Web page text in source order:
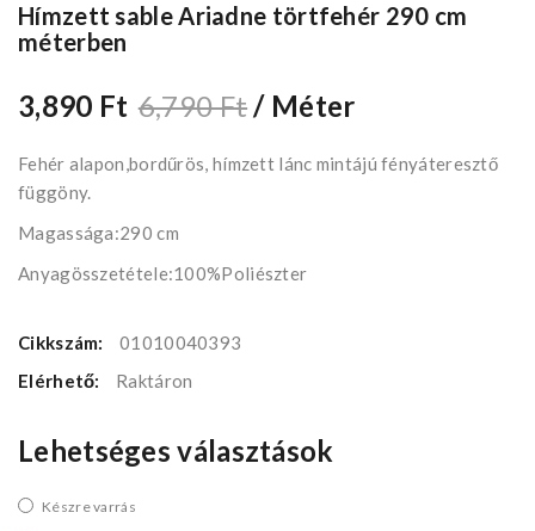
Hímzett sable Ariadne törtfehér 290 cm
méterben
3,890 Ft 6,790 Ft/ Méter
Fehér alapon,bordűrös, hímzett lánc mintájú fényáteresztő
függöny.
Magassága:290 cm
Anyagösszetétele:100%Poliészter
Cikkszám:
01010040393
Elérhető:
Raktáron
Lehetséges választások
Készre varrás